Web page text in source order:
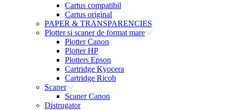
Cartus compatibil
Cartus original
PAPER & TRANSPARENCIES
Plotter si scaner de format mare
Plotter Canon
Plotter HP
Plotters Epson
Cartridge Kyocera
Cartridge Ricoh
Scaner
Scaner Canon
Distrugator